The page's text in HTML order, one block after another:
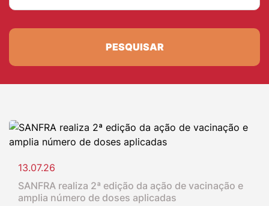
PESQUISAR
13.07.26
SANFRA realiza 2ª edição da ação de vacinação e
amplia número de doses aplicadas